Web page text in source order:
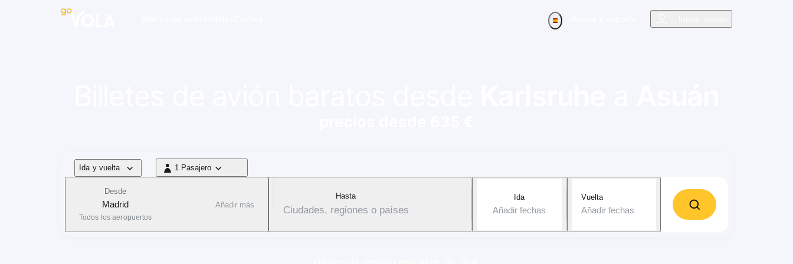
Tipo de vuelo
Ida y vuelta 1 Pasajero
1 Pasajero
Desde
Madrid
Todos los aeropuertos
Añadir más
Hasta
Ciudades, regiones o países
Ida
Añadir fechas
Vuelta
Añadir fechas